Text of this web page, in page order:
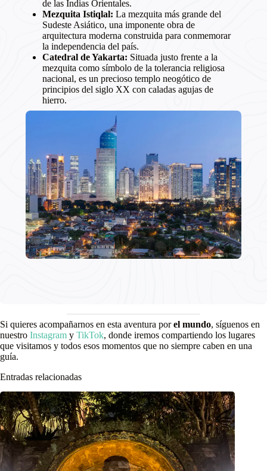
de las Indias Orientales.
Mezquita Istiqlal: La mezquita más grande del
Sudeste Asiático, una imponente obra de
arquitectura moderna construida para conmemorar
la independencia del país.
Catedral de Yakarta: Situada justo frente a la
mezquita como símbolo de la tolerancia religiosa
nacional, es un precioso templo neogótico de
principios del siglo XX con caladas agujas de
hierro.
Si quieres acompañarnos en esta aventura porel mundo, síguenos en
nuestro Instagram y TikTok, donde iremos compartiendo los lugares
que visitamos y todos esos momentos que no siempre caben en una
guía.
Entradas relacionadas